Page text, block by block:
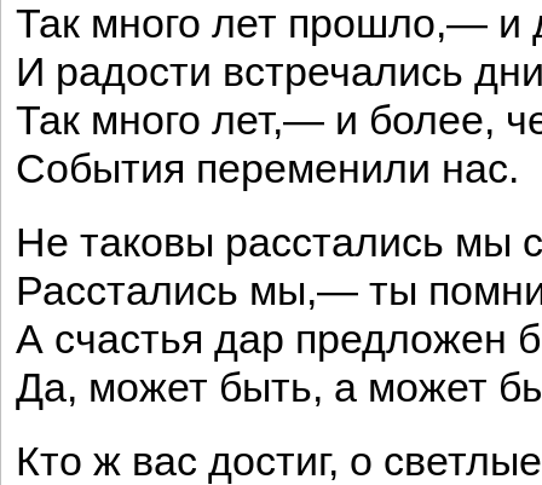
Так много лет прошло,— и
И радости встречались
Так много лет,— и более,
События переменили нас.
Не таковы расстались мы
Расстались мы,— ты
А счастья дар предложен
Да, может быть, а может
Кто ж вас достиг, о